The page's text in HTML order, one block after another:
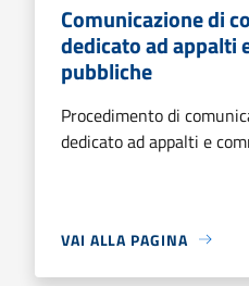
Comunicazione di
dedicato ad appalti
pubbliche
Procedimento di
dedicato ad appalti e
VAI ALLA PAGINA